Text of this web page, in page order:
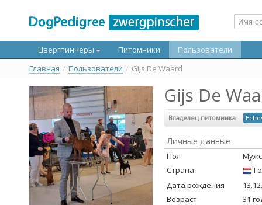
Цвергпинчеры Питомники
Пользователи
Главная / Пользователи / Gijs De Waard
Gijs De
Владелец питомника
Личные данные
Пол
Страна
Дата рождения
Возраст
31